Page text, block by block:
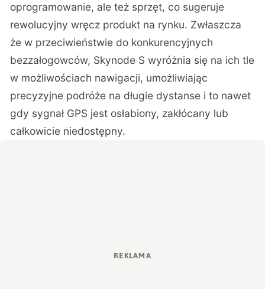
oprogramowanie, ale też sprzęt, co sugeruje
rewolucyjny wręcz produkt na rynku. Zwłaszcza
że w przeciwieństwie do konkurencyjnych
bezzałogowców, Skynode S wyróżnia się na ich tle
w możliwościach nawigacji, umożliwiając
precyzyjne podróże na długie dystanse i to nawet
gdy sygnał GPS jest osłabiony, zakłócany lub
całkowicie niedostępny.